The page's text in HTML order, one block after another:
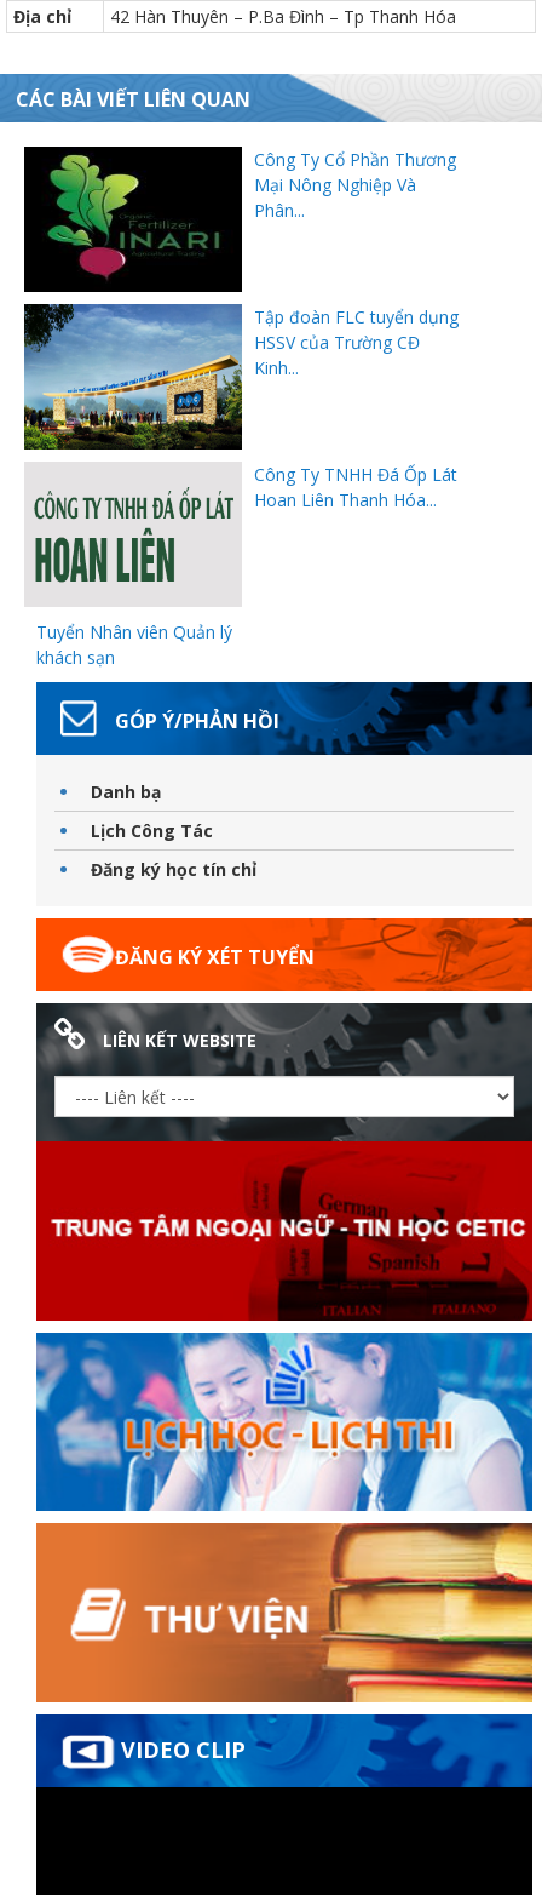
Địa chỉ
42 Hàn Thuyên – P.Ba Đình – Tp Thanh Hóa
CÁC BÀI VIẾT LIÊN QUAN
Công Ty Cổ Phần Thương
Mại Nông Nghiệp Và
Phân...
Tập đoàn FLC tuyển dụng
HSSV của Trường CĐ
Kinh...
Công Ty TNHH Đá Ốp Lát
Hoan Liên Thanh Hóa...
Tuyển Nhân viên Quản lý
khách sạn
GÓP Ý/PHẢN HỒI
Danh bạ
Lịch Công Tác
Đăng ký học tín chỉ
ĐĂNG KÝ XÉT TUYỂN
LIÊN KẾT WEBSITE
VIDEO CLIP